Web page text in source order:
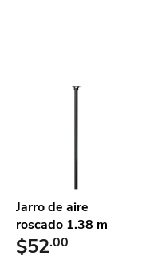
Jarro de aire
roscado 1.38 m
$52.00